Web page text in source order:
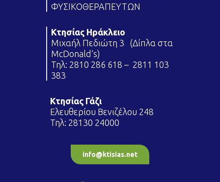
ΦΥΣΙΚΟΘΕΡΑΠΕΥΤΩΝ
Κτησίας Ηράκλειο
Μιχαήλ Πεδιώτη 3 (Δίπλα στα
McDonald’s)
Τηλ: 2810 286 618 – 2811 103
383
Κτησίας Γάζι
Ελευθερίου Βενιζέλου 248
Τηλ: 28130 24000
info@ktisias.net